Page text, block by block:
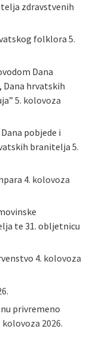
zdravstvenih
folklora 5.
Dana
Dana hrvatskih
5. kolovoza
pobjede i
branitelja 5.
4. kolovoza
te 31. obljetnicu
4. kolovoza
privremeno
kolovoza 2026.